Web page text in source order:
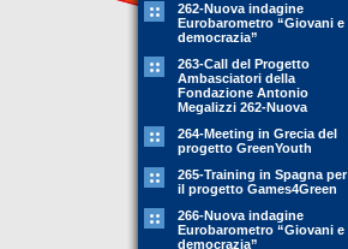
262-Nuova indagine
Eurobarometro “Giovani e
democrazia”
263-Call del Progetto
Ambasciatori della
Fondazione Antonio
Megalizzi 262-Nuova
264-Meeting in Grecia del
progetto GreenYouth
265-Training in Spagna per
il progetto Games4Green
266-Nuova indagine
Eurobarometro “Giovani e
democrazia”